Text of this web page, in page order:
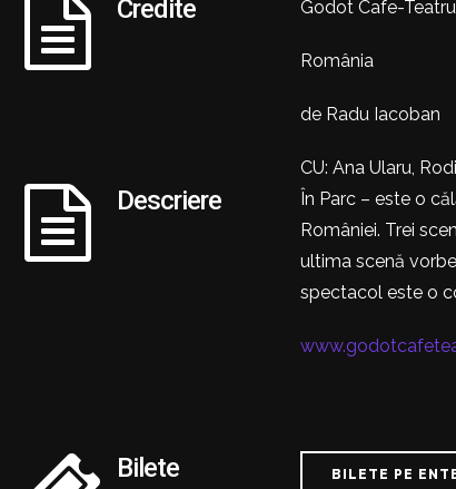
Credite Godot Cafe-Teatru
România
de Radu Iacoban
CU: Ana Ularu,
Descriere
În Parc – este o
României. Trei
ultima scenă
spectacol este o
Bilete BILETE PE